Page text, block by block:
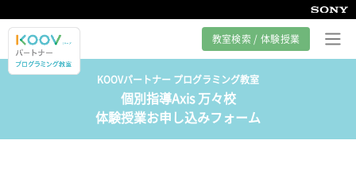
教室検索 / 体験授業
プログラミング教室とは
カリキュラム紹介
KOOVパートナー プログラミング教室
個別指導Axis 万々校
体験授業お申し込みフォーム